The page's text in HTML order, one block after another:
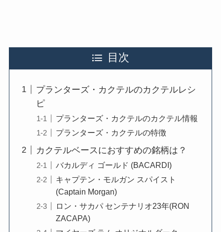
目次
プランターズ・カクテルのカクテルレシ
ピ
プランターズ・カクテルのカクテル情報
プランターズ・カクテルの特徴
カクテルベースにおすすめの銘柄は？
バカルディ ゴールド (BACARDI)
キャプテン・モルガン スパイスト
(Captain Morgan)
ロン・サカパ センテナリオ23年(RON
ZACAPA)